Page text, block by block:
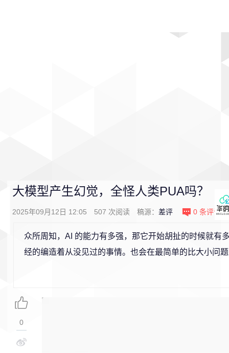
大模型产生幻觉，全怪人类PUA吗？
2025年09月12日 12:05 507 次阅读 稿源： 差评 0 条评论
众所周知，AI 的能力有多强，那它开始胡扯的时候就有
经的编造着从没见过的事情。也会在最简单的比大小问
0